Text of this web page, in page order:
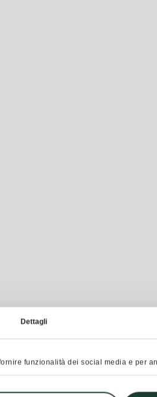
Dettagli
funzionalità dei social media e per